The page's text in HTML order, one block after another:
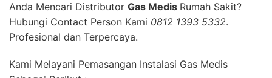
Anda Mencari Distributor Gas Medis Rumah Sakit?
Hubungi Contact Person Kami 0812 1393 5332.
Profesional dan Terpercaya.
Kami Melayani Pemasangan Instalasi Gas Medis